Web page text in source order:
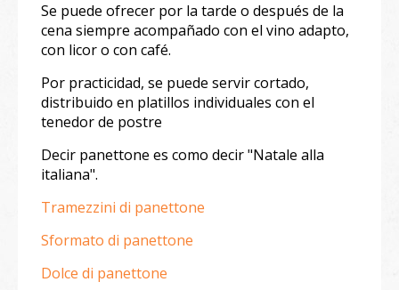
Se puede ofrecer por la tarde o después de la
cena siempre acompañado con el vino adapto,
con licor o con café.
Por practicidad, se puede servir cortado,
distribuido en platillos individuales con el
tenedor de postre
Decir panettone es como decir "Natale alla
italiana".
Tramezzini di panettone
Sformato di panettone
Dolce di panettone